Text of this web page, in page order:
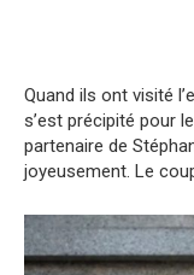
Quand ils ont visité
s’est précipité pour
partenaire de
joyeusement. Le